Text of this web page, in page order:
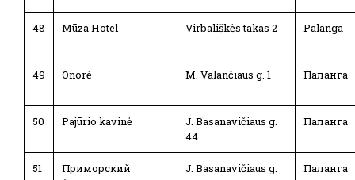
48 Mūza Hotel Virbališkės takas 2 Palanga
49 Onorė M. Valančiaus g. 1 Паланга
50 Pajūrio kavinė
J. Basanavičiaus g.
44
Паланга
51
Приморский
J. Basanavičiaus g.
Паланга